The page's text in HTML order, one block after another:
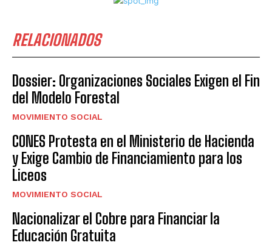
RELACIONADOS
Dossier: Organizaciones Sociales Exigen el Fin
del Modelo Forestal
MOVIMIENTO SOCIAL
CONES Protesta en el Ministerio de Hacienda
y Exige Cambio de Financiamiento para los
Liceos
MOVIMIENTO SOCIAL
Nacionalizar el Cobre para Financiar la
Educación Gratuita